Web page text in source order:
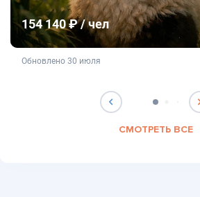
154 140 ₽ / чел
не является публичной офертой
Обновлено 30 июля
СМОТРЕТЬ ВСЕ